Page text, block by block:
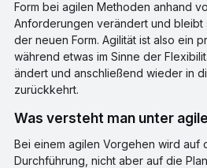
Form bei agilen Methoden anhand
Anforderungen verändert und bleibt
der neuen Form. Agilität ist also ein
während etwas im Sinne der
ändert und anschließend wieder in
zurückkehrt.
Was versteht man unter
Bei einem agilen Vorgehen wird auf
Durchführung, nicht aber auf die